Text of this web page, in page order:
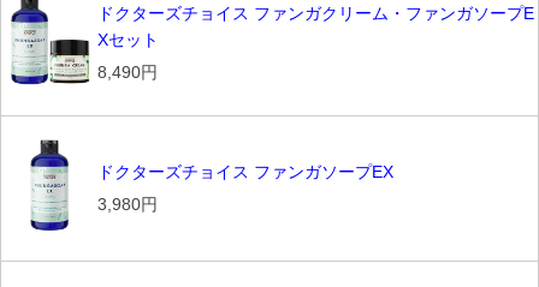
ドクターズチョイス ファンガクリーム・ファンガソープE
Xセット
8,490円
ドクターズチョイス ファンガソープEX
3,980円